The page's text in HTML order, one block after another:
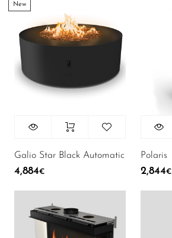
В наявності
New
Galio Star Black Automatic
4,884€
Polaris
2,844€